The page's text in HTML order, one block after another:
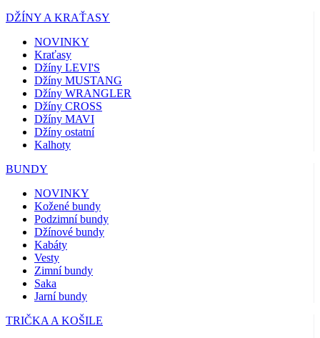
DŽÍNY A KRAŤASY
NOVINKY
Kraťasy
Džíny LEVI'S
Džíny MUSTANG
Džíny WRANGLER
Džíny CROSS
Džíny MAVI
Džíny ostatní
Kalhoty
BUNDY
NOVINKY
Kožené bundy
Podzimní bundy
Džínové bundy
Kabáty
Vesty
Zimní bundy
Saka
Jarní bundy
TRIČKA A KOŠILE